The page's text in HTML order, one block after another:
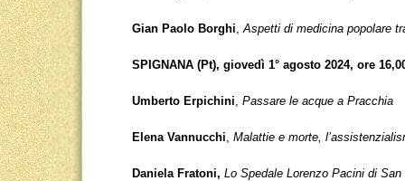
Gian Paolo Borghi,Aspetti di medicina popolare
SPIGNANA (Pt), giovedì 1° agosto 2024, ore
Umberto Erpichini, Passare le acque a Pracchia
Elena Vannucchi, Malattie e morte,
Daniela Fratoni, Lo Spedale Lorenzo Pacini di